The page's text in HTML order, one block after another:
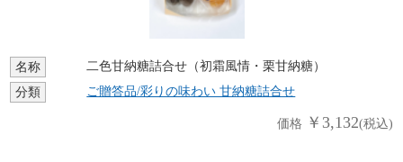
名称
二色甘納糖詰合せ（初霜風情・栗甘納糖）
分類
ご贈答品/彩りの味わい 甘納糖詰合せ
価格 ￥3,132(税込)